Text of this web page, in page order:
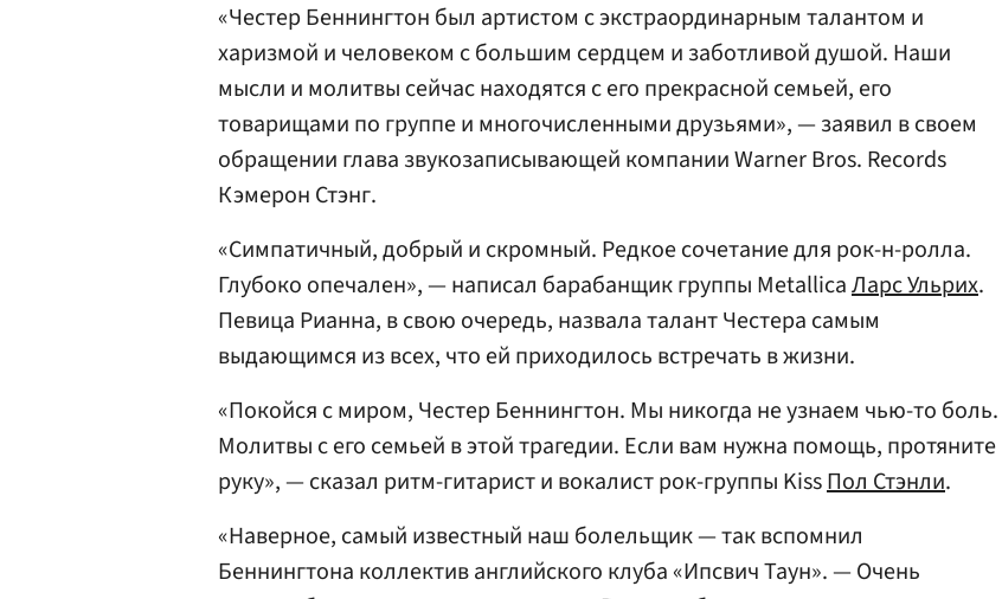
«Честер Беннингтон был артистом с экстраординарным талантом и
харизмой и человеком с большим сердцем и заботливой душой. Наши
мысли и молитвы сейчас находятся с его прекрасной семьей, его
товарищами по группе и многочисленными друзьями», — заявил в своем
обращении глава звукозаписывающей компании Warner Bros. Records
Кэмерон Стэнг.
«Симпатичный, добрый и скромный. Редкое сочетание для рок-н-ролла.
Глубоко опечален», — написал барабанщик группы MetallicaЛарс Ульрих.
Певица Рианна, в свою очередь, назвала талант Честера самым
выдающимся из всех, что ей приходилось встречать в жизни.
«Покойся с миром, Честер Беннингтон. Мы никогда не узнаем чью-то боль.
Молитвы с его семьей в этой трагедии. Если вам нужна помощь, протяните
руку», — сказал ритм-гитарист и вокалист рок-группы KissПол Стэнли.
«Наверное, самый известный наш болельщик — так вспомнил
Беннингтона коллектив английского клуба «Ипсвич Таун». — Очень